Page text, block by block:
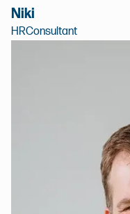
Niki
HRConsultant